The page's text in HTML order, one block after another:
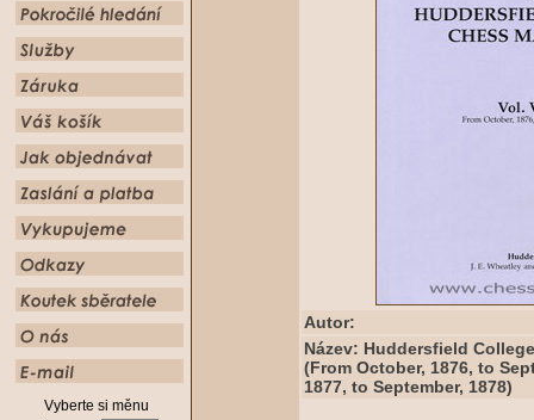
Vyberte si měnu
Autor:
Název: Huddersfield
(From October, 1876, to
1877, to September, 1878)